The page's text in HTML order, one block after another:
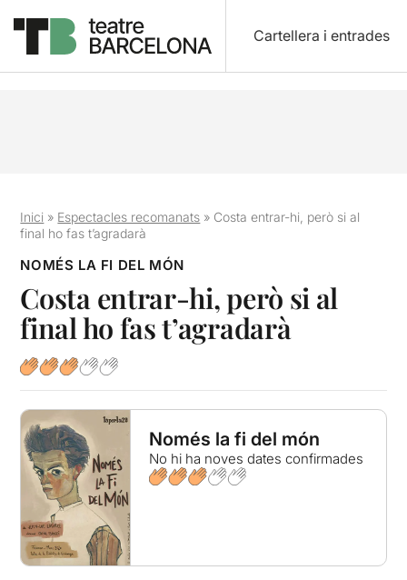
Cartellera i entrades
Inici » Espectacles recomanats » Costa entrar-hi, però si al
final ho fas t’agradarà
NOMÉS LA FI DEL MÓN
Costa entrar-hi, però si al
final ho fas t’agradarà
Només la fi del món
No hi ha noves dates confirmades